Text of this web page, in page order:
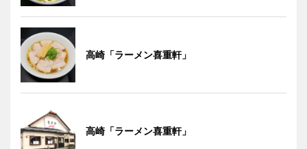
高崎「ラーメン喜重軒」
高崎「ラーメン喜重軒」